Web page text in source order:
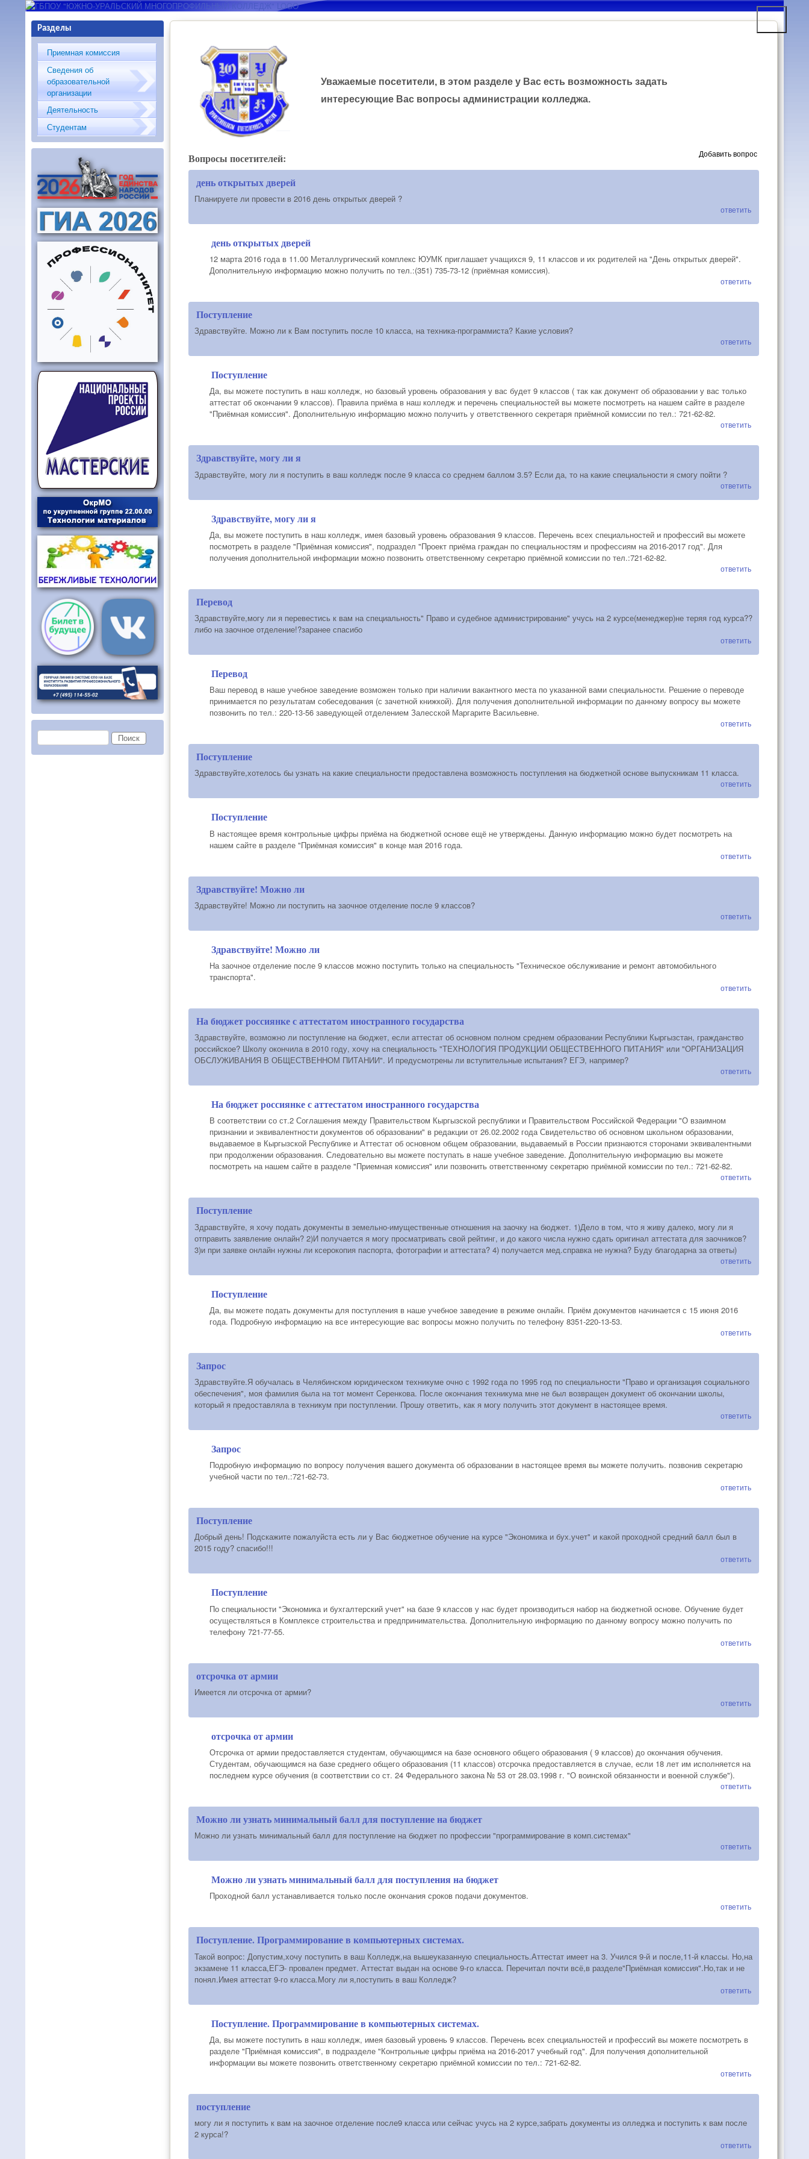
содержанию
ГБПОУ "ЮЖНО-
УРАЛЬСКИЙ
МНОГОПРОФИЛЬНЫЙ
КОЛЛЕДЖ"
Уважаемые посетители, в этом разделе у Вас есть возможность задать
интересующие Вас вопросы администрации колледжа.
Добавить вопрос
Вопросы посетителей:
день открытых дверей
Планируете ли провести в 2016 день открытых дверей ?
ответить
день открытых дверей
12 марта 2016 года в 11.00 Металлургический комплекс ЮУМК приглашает учащихся 9, 11 классов и их родителей на "День открытых дверей".
Дополнительную информацию можно получить по тел.:(351) 735-73-12 (приёмная комиссия).
ответить
Поступление
Здравствуйте. Можно ли к Вам поступить после 10 класса, на техника-программиста? Какие условия?
ответить
Поступление
Да, вы можете поступить в наш колледж, но базовый уровень образования у вас будет 9 классов ( так как документ об образовании у вас только
аттестат об окончании 9 классов). Правила приёма в наш колледж и перечень специальностей вы можете посмотреть на нашем сайте в разделе
"Приёмная комиссия". Дополнительную информацию можно получить у ответственного секретаря приёмной комиссии по тел.: 721-62-82.
ответить
Здравствуйте, могу ли я
Здравствуйте, могу ли я поступить в ваш колледж после 9 класса со среднем баллом 3.5? Если да, то на какие специальности я смогу пойти ?
ответить
Здравствуйте, могу ли я
Да, вы можете поступить в наш колледж, имея базовый уровень образования 9 классов. Перечень всех специальностей и профессий вы можете
посмотреть в разделе "Приёмная комиссия", подраздел "Проект приёма граждан по специальностям и профессиям на 2016-2017 год". Для
получения дополнительной информации можно позвонить ответственному секретарю приёмной комиссии по тел.:721-62-82.
ответить
Перевод
Здравствуйте,могу ли я перевестись к вам на специальность" Право и судебное администрирование" учусь на 2 курсе(менеджер)не теряя год курса??
либо на заочное отделение!?заранее спасибо
ответить
Перевод
Ваш перевод в наше учебное заведение возможен только при наличии вакантного места по указанной вами специальности. Решение о переводе
принимается по результатам собеседования (с зачетной книжкой). Для получения дополнительной информации по данному вопросу вы можете
позвонить по тел.: 220-13-56 заведующей отделением Залесской Маргарите Васильевне.
ответить
Поступление
Здравствуйте,хотелось бы узнать на какие специальности предоставлена возможность поступления на бюджетной основе выпускникам 11 класса.
ответить
Поступление
В настоящее время контрольные цифры приёма на бюджетной основе ещё не утверждены. Данную информацию можно будет посмотреть на
нашем сайте в разделе "Приёмная комиссия" в конце мая 2016 года.
ответить
Здравствуйте! Можно ли
Здравствуйте! Можно ли поступить на заочное отделение после 9 классов?
ответить
Здравствуйте! Можно ли
На заочное отделение после 9 классов можно поступить только на специальность "Техническое обслуживание и ремонт автомобильного
транспорта".
ответить
На бюджет россиянке с аттестатом иностранного государства
Здравствуйте, возможно ли поступление на бюджет, если аттестат об основном полном среднем образовании Республики Кыргызстан, гражданство
российское? Школу окончила в 2010 году, хочу на специальность "ТЕХНОЛОГИЯ ПРОДУКЦИИ ОБЩЕСТВЕННОГО ПИТАНИЯ" или "ОРГАНИЗАЦИЯ
ОБСЛУЖИВАНИЯ В ОБЩЕСТВЕННОМ ПИТАНИИ". И предусмотрены ли вступительные испытания? ЕГЭ, например?
ответить
На бюджет россиянке с аттестатом иностранного государства
В соответствии со ст.2 Соглашения между Правительством Кыргызской республики и Правительством Российской Федерации "О взаимном
признании и эквивалентности документов об образовании" в редакции от 26.02.2002 года Свидетельство об основном школьном образовании,
выдаваемое в Кыргызской Республике и Аттестат об основном общем образовании, выдаваемый в России признаются сторонами эквивалентными
при продолжении образования. Следовательно вы можете поступать в наше учебное заведение. Дополнительную информацию вы можете
посмотреть на нашем сайте в разделе "Приемная комиссия" или позвонить ответственному секретарю приёмной комиссии по тел.: 721-62-82.
ответить
Поступление
Здравствуйте, я хочу подать документы в земельно-имущественные отношения на заочку на бюджет. 1)Дело в том, что я живу далеко, могу ли я
отправить заявление онлайн? 2)И получается я могу просматривать свой рейтинг, и до какого числа нужно сдать оригинал аттестата для заочников?
3)и при заявке онлайн нужны ли ксерокопия паспорта, фотографии и аттестата? 4) получается мед.справка не нужна? Буду благодарна за ответы)
ответить
Поступление
Да, вы можете подать документы для поступления в наше учебное заведение в режиме онлайн. Приём документов начинается с 15 июня 2016
года. Подробную информацию на все интересующие вас вопросы можно получить по телефону 8351-220-13-53.
ответить
Запрос
Здравствуйте.Я обучалась в Челябинском юридическом техникуме очно с 1992 года по 1995 год по специальности "Право и организация социального
обеспечения", моя фамилия была на тот момент Серенкова. После окончания техникума мне не был возвращен документ об окончании школы,
который я предоставляла в техникум при поступлении. Прошу ответить, как я могу получить этот документ в настоящее время.
ответить
Запрос
Подробную информацию по вопросу получения вашего документа об образовании в настоящее время вы можете получить. позвонив секретарю
учебной части по тел.:721-62-73.
ответить
Поступление
Добрый день! Подскажите пожалуйста есть ли у Вас бюджетное обучение на курсе "Экономика и бух.учет" и какой проходной средний балл был в
2015 году? спасибо!!!
ответить
Поступление
По специальности "Экономика и бухгалтерский учет" на базе 9 классов у нас будет производиться набор на бюджетной основе. Обучение будет
осуществляться в Комплексе строительства и предпринимательства. Дополнительную информацию по данному вопросу можно получить по
телефону 721-77-55.
ответить
отсрочка от армии
Имеется ли отсрочка от армии?
ответить
отсрочка от армии
Отсрочка от армии предоставляется студентам, обучающимся на базе основного общего образования ( 9 классов) до окончания обучения.
Студентам, обучающимся на базе среднего общего образования (11 классов) отсрочка предоставляется в случае, если 18 лет им исполняется на
последнем курсе обучения (в соответствии со ст. 24 Федерального закона № 53 от 28.03.1998 г. "О воинской обязанности и военной службе").
ответить
Можно ли узнать минимальный балл для поступление на бюджет
Можно ли узнать минимальный балл для поступление на бюджет по профессии "программирование в комп.системах"
ответить
Можно ли узнать минимальный балл для поступления на бюджет
Проходной балл устанавливается только после окончания сроков подачи документов.
ответить
Поступление. Программирование в компьютерных системах.
Такой вопрос: Допустим,хочу поступить в ваш Колледж,на вышеуказанную специальность.Аттестат имеет на 3. Учился 9-й и после,11-й классы. Но,на
экзамене 11 класса,ЕГЭ- провален предмет. Аттестат выдан на основе 9-го класса. Перечитал почти всё,в разделе"Приёмная комиссия".Но,так и не
понял.Имея аттестат 9-го класса.Могу ли я,поступить в ваш Колледж?
ответить
Поступление. Программирование в компьютерных системах.
Да, вы можете поступить в наш колледж, имея базовый уровень 9 классов. Перечень всех специальностей и профессий вы можете посмотреть в
разделе "Приёмная комиссия", в подразделе "Контрольные цифры приёма на 2016-2017 учебный год". Для получения дополнительной
информации вы можете позвонить ответственному секретарю приёмной комиссии по тел.: 721-62-82.
ответить
поступление
могу ли я поступить к вам на заочное отделение после9 класса или сейчас учусь на 2 курсе,забрать документы из олледжа и поступить к вам после
2 курса!?
ответить
Разделы
Приемная комиссия
Сведения об
образовательной
организации
Деятельность
Студентам
Форма поиска
Поиск